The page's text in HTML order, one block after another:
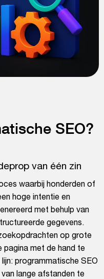
SEO?
van één zin
waarbij honderden of
hoge intentie en
met behulp van
gegevens.
op grote
pagina met de hand te
programmatische SEO
lange afstanden te